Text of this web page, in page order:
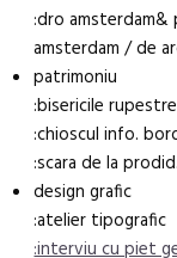
:dro
amsterdam / de
patrimoniu
:bisericile
:chioscul info.
:scara de la
design grafic
:atelier tipografic
:interviu cu piet